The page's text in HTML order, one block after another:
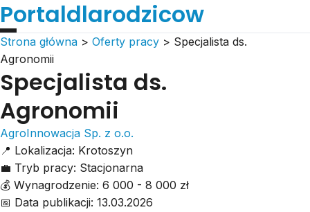
Portaldlarodzicow
Strona główna > Oferty pracy > Specjalista ds.
Agronomii
Specjalista ds.
Agronomii
AgroInnowacja Sp. z o.o.
📍 Lokalizacja: Krotoszyn
💼 Tryb pracy: Stacjonarna
💰 Wynagrodzenie: 6 000 - 8 000 zł
📅 Data publikacji: 13.03.2026